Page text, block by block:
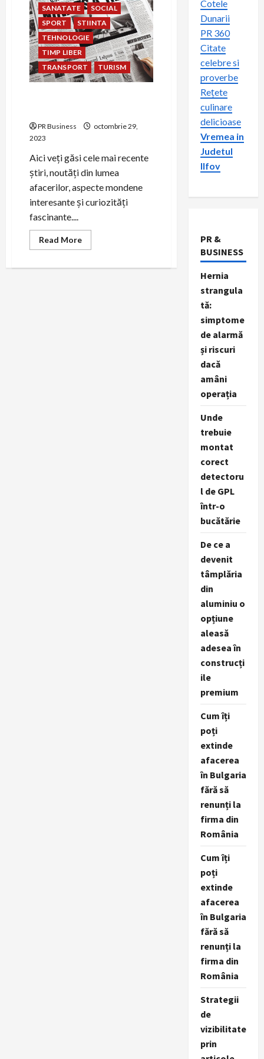
SANATATE
SOCIAL
SPORT
STIINTA
TEHNOLOGIE
TIMP LIBER
TRANSPORT
TURISM
PR Business
octombrie 29,
2023
Aici veți găsi cele mai recente
știri, noutăți din lumea
afacerilor, aspecte mondene
interesante și curiozități
fascinante....
Read MoreRead
more
–
Cotele
Dunarii
PR 360
Citate
celebre si
proverbe
Rețete
culinare
delicioase
Vremea in
Judetul
Ilfov
PR &
BUSINESS
Hernia
strangula
tă:
simptome
de alarmă
și riscuri
dacă
amâni
operația
Unde
trebuie
montat
corect
detectoru
l de GPL
într-o
bucătărie
De ce a
devenit
tâmplăria
din
aluminiu o
opțiune
aleasă
adesea în
construcți
ile
premium
Cum îți
poți
extinde
afacerea
în Bulgaria
fără să
renunți la
firma din
România
Cum îți
poți
extinde
afacerea
în Bulgaria
fără să
renunți la
firma din
România
Strategii
de
vizibilitate
prin